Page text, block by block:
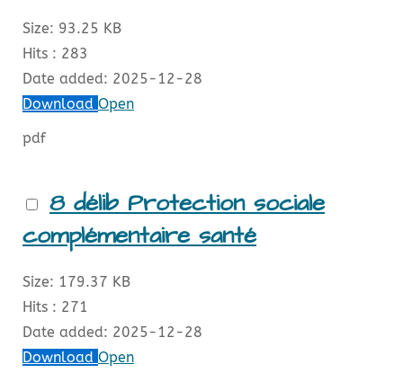
Size: 93.25 KB
Hits : 283
Date added: 2025-12-28
Download Open
pdf
8 délib Protection sociale
complémentaire santé
Size: 179.37 KB
Hits : 271
Date added: 2025-12-28
Download Open